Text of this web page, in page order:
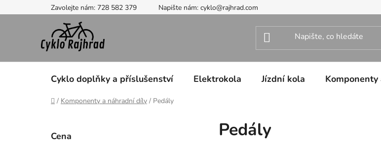
na
Zavolejte nám: 728 582 379 Napište nám: cyklo@rajhrad.com
Cyklo doplňky a příslušenství Elektrokola Jízdní kola
Domů
/ Komponenty a náhradní díly / Pedály
Cena Pedály